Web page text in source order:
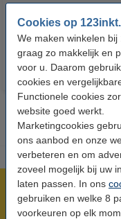
Cookies op
We maken winkelen bij
graag zo makkelijk en
voor u. Daarom
cookies en
Functionele cookies
website goed werkt.
Marketingcookies
ons aanbod en onze
verbeteren en om
zoveel mogelijk bij uw
laten passen. In ons
gebruiken en welke 8
voorkeuren op elk
€ 14,95 Incl. 21% btw
Meer dan 5 miljoen
Voor 23.59 uur